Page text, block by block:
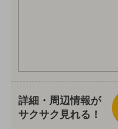
詳細・周辺情報が
サクサク見れる！